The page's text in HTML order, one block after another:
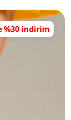
%30 indirim